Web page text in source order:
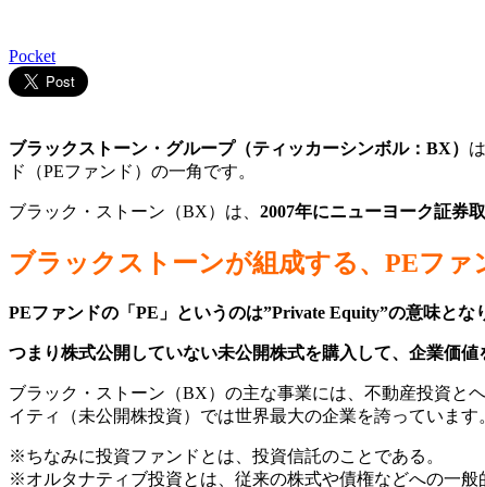
Pocket
ブラックストーン・グループ（ティッカーシンボル：BX） は
ド（PEファンド）の一角です。
ブラック・ストーン（BX）は、 2007年にニューヨーク証券
ブラックストーンが組成する、PEファ
PEファンドの「PE」というのは”Private Equity”の意味とな
つまり株式公開していない未公開株式を購入して、企業価
ブラック・ストーン（BX）の主な事業には、不動産投資と
イティ（未公開株投資）では世界最大の企業を誇っています
※ちなみに投資ファンドとは、投資信託のことである。
※オルタナティブ投資とは、従来の株式や債権などへの一